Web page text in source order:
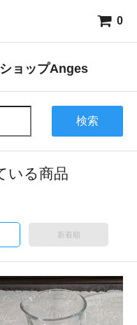
0
ョップAnges
検索
いる商品
新着順